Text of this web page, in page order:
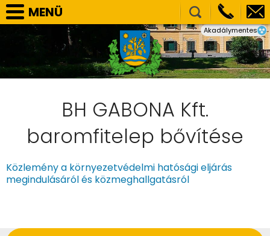
Akadálymentes
MENÜ
SELLYE VÁROS ÖNKORMÁNYZAT
TÁRSULÁSOK
NEMZETISÉGI ÖNKORMÁNYZATOK
KÖZÉRDEKŰ ADATOK
VÁLASZTÁS
BH GABONA Kft.
baromfitelep bővítése
Közlemény a környezetvédelmi hatósági eljárás
megindulásáról és közmeghallgatásról